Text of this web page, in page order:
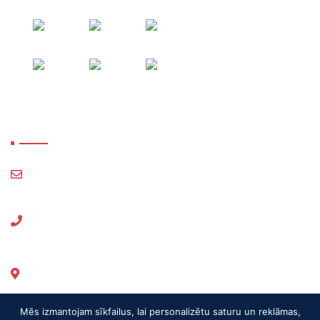
Mēs izmantojam sīkfailus, lai personalizētu saturu un reklāmas,